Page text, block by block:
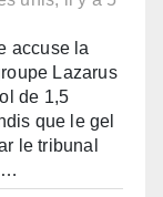
accuse la
Lazarus
de 1,5
que le gel
le tribunal